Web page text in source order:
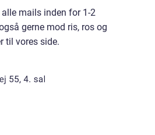
mails inden for 1-2
gerne mod ris, ros og
til vores side.